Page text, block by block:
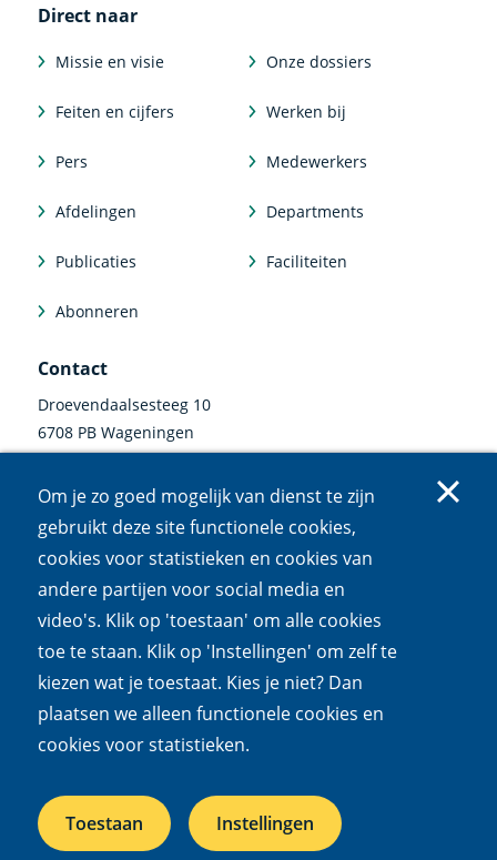
Om je zo goed mogelijk van dienst te zijn
gebruikt deze site functionele cookies,
cookies voor statistieken en cookies van
andere partijen voor social media en
video's. Klik op 'toestaan' om alle cookies
toe te staan. Klik op 'Instellingen' om zelf te
kiezen wat je toestaat. Kies je niet? Dan
plaatsen we alleen functionele cookies en
cookies voor statistieken.
Toestaan Instellingen
Direct naar
Missie en visie Onze dossiers
Feiten en cijfers Werken bij
Pers Medewerkers
Afdelingen Departments
Publicaties Faciliteiten
Abonneren
Contact
Droevendaalsesteeg 10
6708 PB Wageningen
communicatie@nioo.knaw.nl
Volg ons
Linkedin
link)
Instagram
(externe
link)
Bluesky
link)
Facebook
(externe
link)
Mastodon
link)
Youtube
(externe
link)
Cookies Privacy Responsible disclosureToegankelijkheid
Wet open overheid
Het NIOO is een onderdeel van de
Koninklijke Nederlandse
Akademie van Wetenschappen